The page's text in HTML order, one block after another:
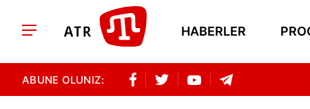
HABERLER
ABUNE OLUNIZ: